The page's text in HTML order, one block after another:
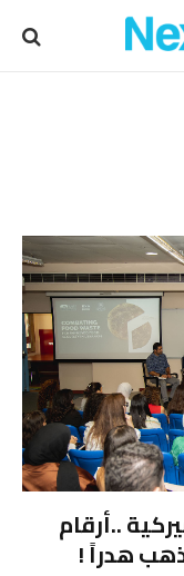
..أرقام
هدراً !